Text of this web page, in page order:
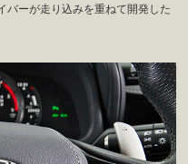
バーが走り込みを重ねて開発した